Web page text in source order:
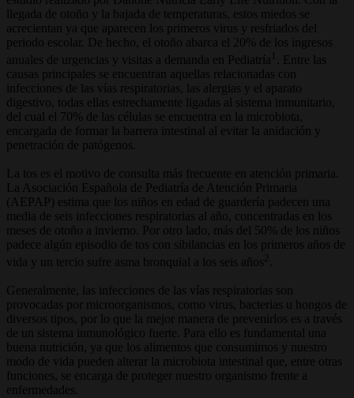
llegada de otoño y la bajada de temperaturas, estos miedos se
acrecientan ya que aparecen los primeros virus y resfriados del
periodo escolar. De hecho, el otoño abarca el 20% de los ingresos
anuales de urgencias y visitas a demanda en Pediatría 1
. Entre las
causas principales se encuentran aquellas relacionadas con
infecciones de las vías respiratorias, las alergias y el aparato
digestivo, todas ellas estrechamente ligadas al sistema inmunitario,
del cual el 70% de las células se encuentra en la microbiota,
encargada de formar la barrera intestinal al evitar la anidación y
penetración de patógenos.
La tos es el motivo de consulta más frecuente en atención primaria.
La Asociación Española de Pediatría de Atención Primaria
(AEPAP) estima que los niños en edad de guardería padecen una
media de seis infecciones respiratorias al año, concentradas en los
meses de otoño a invierno. Por otro lado, más del 50% de los niños
padece algún episodio de tos con sibilancias en los primeros años de
vida y un tercio sufre asma bronquial a los seis años2
Generalmente, las infecciones de las vías respiratorias son
provocadas por microorganismos, como virus, bacterias u hongos de
diversos tipos, por lo que la mejor manera de prevenirlos es a través
de un sistema inmunológico fuerte. Para ello es fundamental una
buena nutrición, ya que los alimentos que consumimos y nuestro
modo de vida pueden alterar la microbiota intestinal que, entre otras
funciones, se encarga de proteger nuestro organismo frente a
enfermedades.